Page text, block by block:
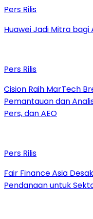
Pers Rilis
Huawei Jadi Mitra bagi
Pers Rilis
Cision Raih MarTech
Pemantauan dan
Pers, dan AEO
Pers Rilis
Fair Finance Asia
Pendanaan untuk